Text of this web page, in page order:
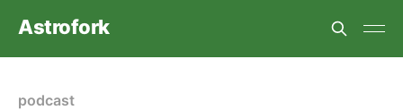
Astrofork
podcast